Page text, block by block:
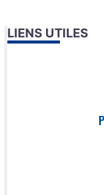
LIENS UTILES